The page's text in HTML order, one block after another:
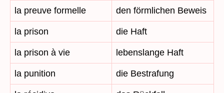
la preuve formelle den förmlichen Beweis
la prison die Haft
la prison à vie lebenslange Haft
la punition die Bestrafung